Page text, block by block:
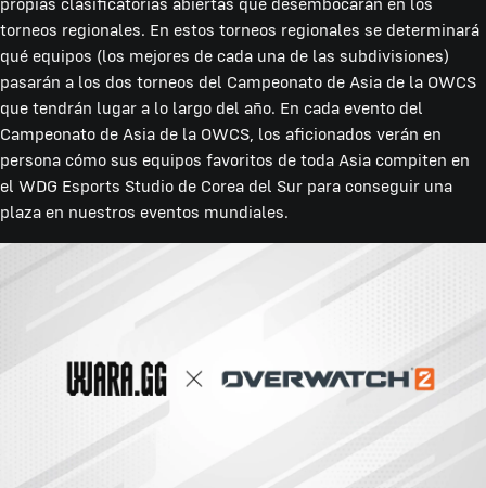
torneos regionales. En estos torneos regionales se determinará
qué equipos (los mejores de cada una de las subdivisiones)
pasarán a los dos torneos del Campeonato de Asia de la OWCS
que tendrán lugar a lo largo del año. En cada evento del
Campeonato de Asia de la OWCS, los aficionados verán en
persona cómo sus equipos favoritos de toda Asia compiten en
el WDG Esports Studio de Corea del Sur para conseguir una
plaza en nuestros eventos mundiales.